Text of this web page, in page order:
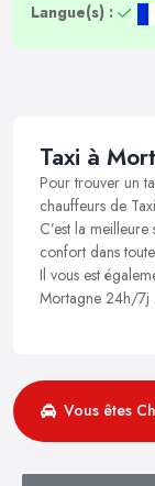
Langue(s) :
Taxi à
Pour trouver un
chauffeurs de
C’est la
confort dans
Il vous est
Mortagne 24h/7j .
Vous êtes